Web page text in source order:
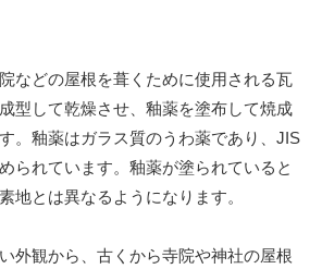
などの屋根を葺くために使用される瓦
型して乾燥させ、釉薬を塗布して焼成
。釉薬はガラス質のうわ薬であり、JIS
られています。釉薬が塗られていると
地とは異なるようになります。
外観から、古くから寺院や神社の屋根